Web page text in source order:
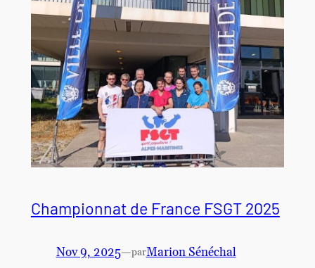
Championnat de France FSGT 2025
Nov 9, 2025—parMarion Sénéchal